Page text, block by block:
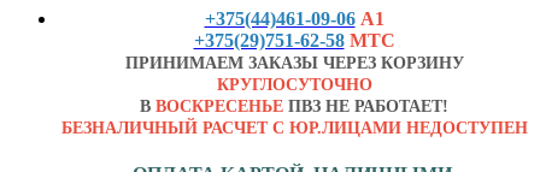
+375(44)461-09-06 А1
+375(29)751-62-58 МТС
ПРИНИМАЕМ ЗАКАЗЫ ЧЕРЕЗ КОРЗИНУ
КРУГЛОСУТОЧНО
В ВОСКРЕСЕНЬЕ ПВЗ НЕ РАБОТАЕТ!
БЕЗНАЛИЧНЫЙ РАСЧЕТ С ЮР.ЛИЦАМИ НЕДОСТУПЕН